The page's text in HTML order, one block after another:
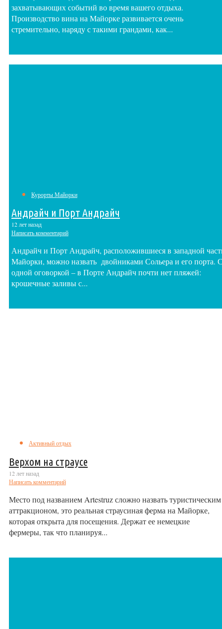
захватывающих событий во время вашего отдыха.
Производство вина на Майорке развивается очень
стремительно, наряду с такими грандами, как...
Курорты Майорки
Андрайч и Порт Андрайч
12 лет назад
Написать комментарий
Андрайч и Порт Андрайч, расположившиеся в западной
Майорки, можно назвать двойниками Сольера и его порта.
одной оговоркой – в Порте Андрайч почти нет пляжей:
крошечные заливы с...
Активный отдых
Верхом на страусе
12 лет назад
Написать комментарий
Место под названием Artestruz сложно назвать туристическим
аттракционом, это реальная страусиная ферма на Майорке,
которая открыта для посещения. Держат ее немецкие
фермеры, так что планируя...